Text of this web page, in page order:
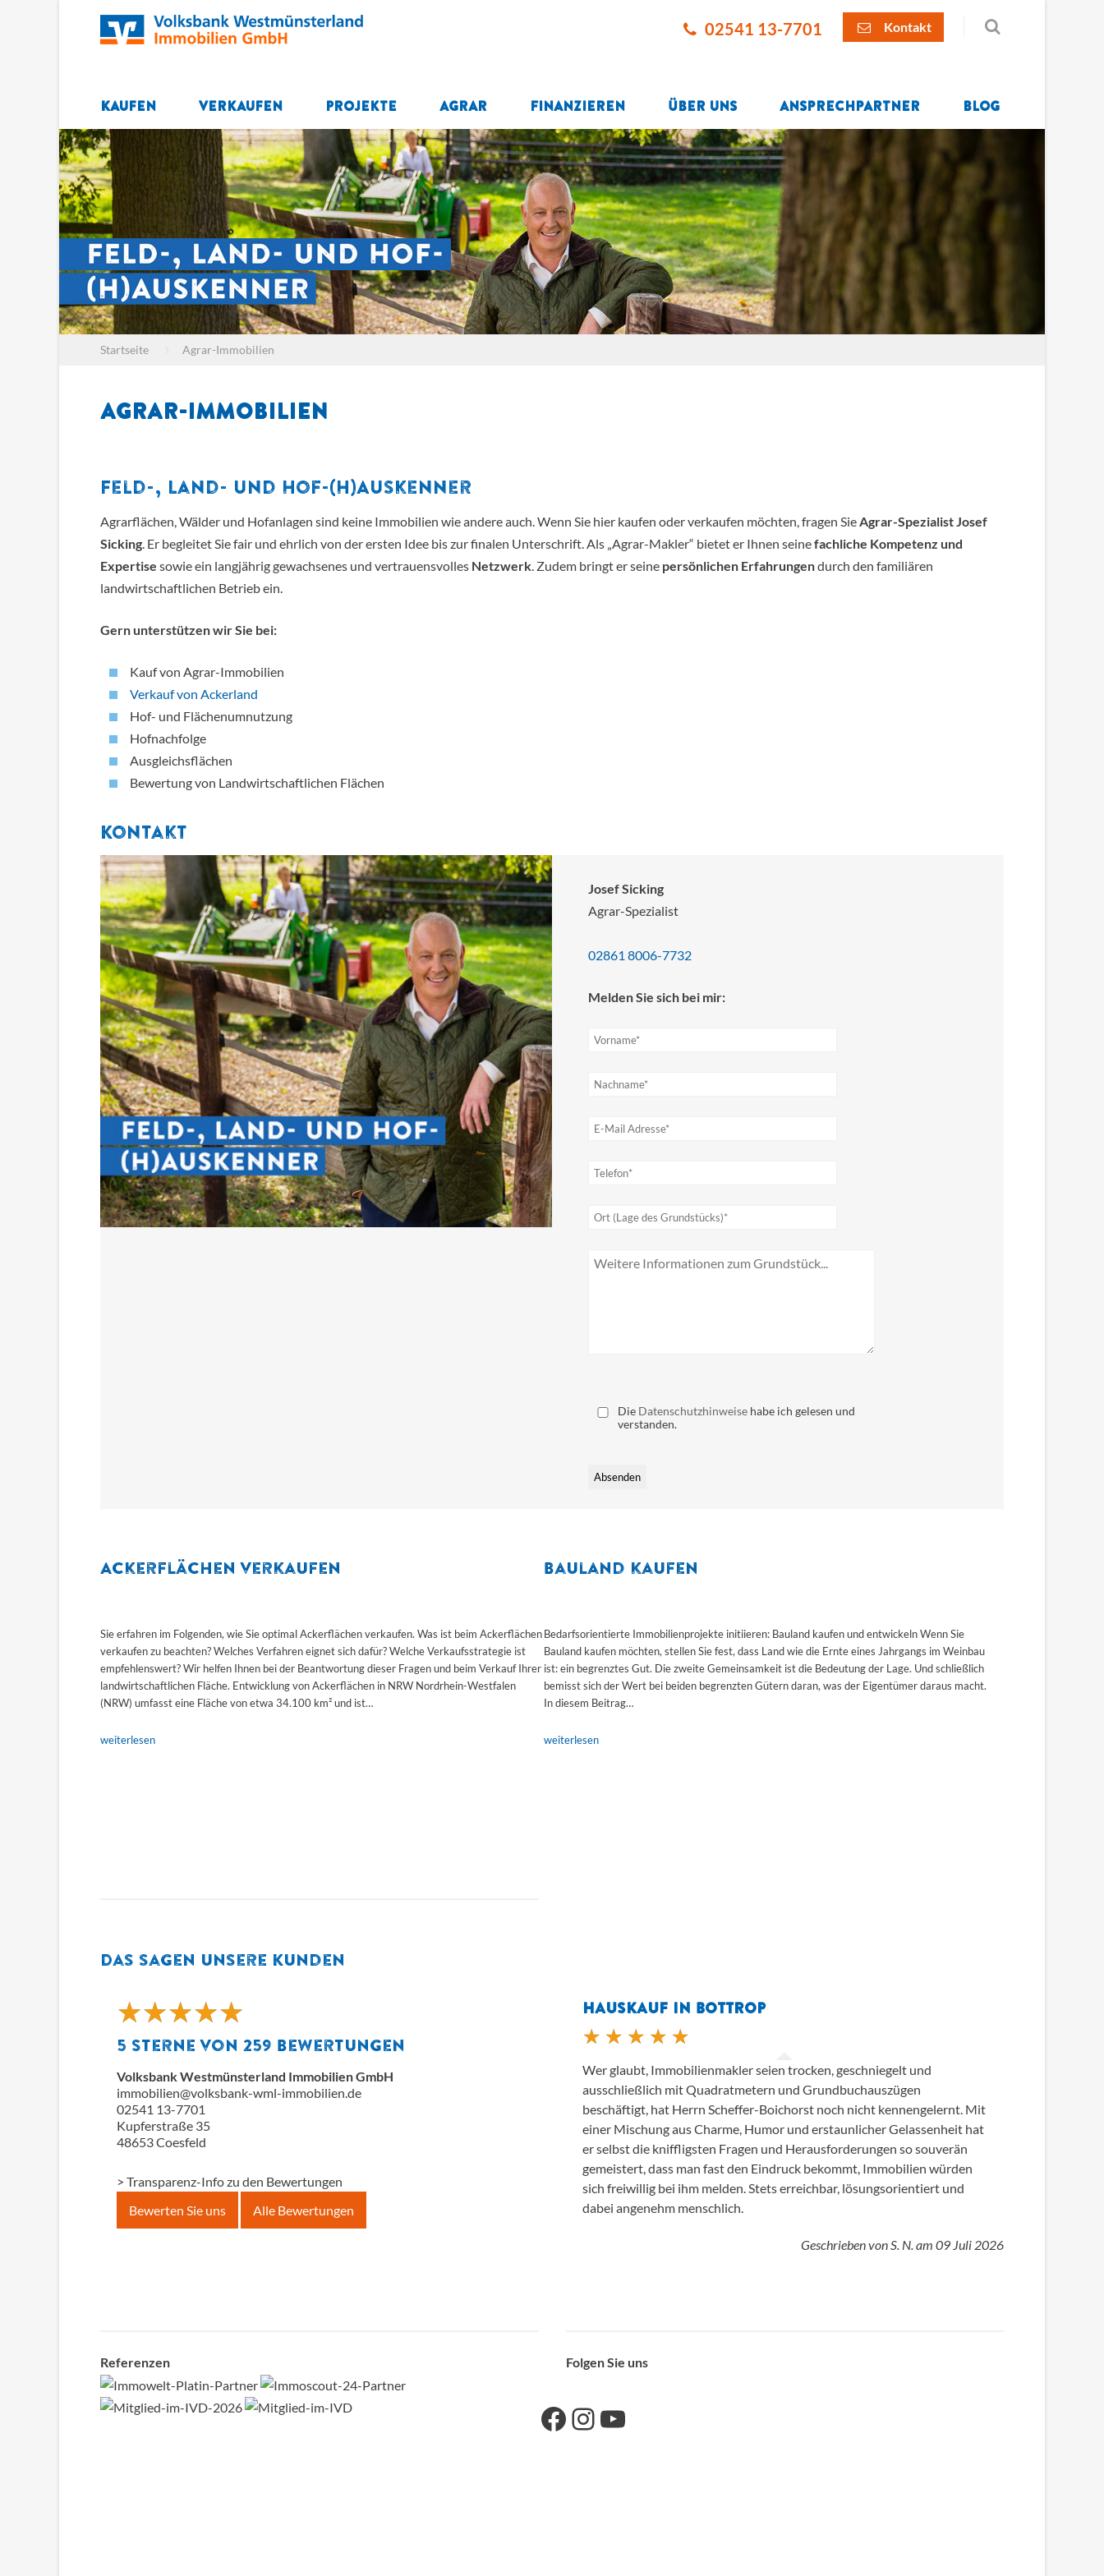
02541 13-7701 Kontakt
Kaufen Verkaufen Projekte Agrar Finanzieren Über uns Ansprechpartner Blog
Startseite Agrar-Immobilien
Agrar-Immobilien
Feld-, Land- und Hof-(H)Auskenner
Agrarflächen, Wälder und Hofanlagen sind keine Immobilien wie andere auch. Wenn Sie hier kaufen oder verkaufen möchten, fragen SieAgrar-Spezialist Josef
Sicking. Er begleitet Sie fair und ehrlich von der ersten Idee bis zur finalen Unterschrift. Als „Agrar-Makler“ bietet er Ihnen seinefachliche Kompetenz und
Expertise sowie ein langjährig gewachsenes und vertrauensvolles Netzwerk. Zudem bringt er seine persönlichen Erfahrungendurch den familiären
landwirtschaftlichen Betrieb ein.
Gern unterstützen wir Sie bei:
Kauf von Agrar-Immobilien
Verkauf von Ackerland
Hof- und Flächenumnutzung
Hofnachfolge
Ausgleichsflächen
Bewertung von Landwirtschaftlichen Flächen
Kontakt
Josef Sicking
Agrar-Spezialist
02861 8006-7732
Melden Sie sich bei mir:
Die Datenschutzhinweise habe ich gelesen und
verstanden.
Ackerflächen verkaufen
Sie erfahren im Folgenden, wie Sie optimal Ackerflächen verkaufen. Was ist beim Ackerflächen
verkaufen zu beachten? Welches Verfahren eignet sich dafür? Welche Verkaufsstrategie ist
empfehlenswert? Wir helfen Ihnen bei der Beantwortung dieser Fragen und beim Verkauf Ihrer
landwirtschaftlichen Fläche. Entwicklung von Ackerflächen in NRW Nordrhein-Westfalen
(NRW) umfasst eine Fläche von etwa 34.100 km² und ist…
weiterlesen
Bauland kaufen
Bedarfsorientierte Immobilienprojekte initiieren: Bauland kaufen und entwickeln Wenn Sie
Bauland kaufen möchten, stellen Sie fest, dass Land wie die Ernte eines Jahrgangs im Weinbau
ist: ein begrenztes Gut. Die zweite Gemeinsamkeit ist die Bedeutung der Lage. Und schließlich
bemisst sich der Wert bei beiden begrenzten Gütern daran, was der Eigentümer daraus macht.
In diesem Beitrag…
weiterlesen
Das sagen unsere Kunden
★★★★★
★★★★★
5 Sterne von 259 Bewertungen
Volksbank Westmünsterland Immobilien GmbH
immobilien@volksbank-wml-immobilien.de
02541 13-7701
Kupferstraße 35
48653Coesfeld
> Transparenz-Info zu den Bewertungen
Bewerten Sie uns
Alle Bewertungen
HAUSKAUF IN BOTTROP
Wer glaubt, Immobilienmakler seien trocken, geschniegelt und
ausschließlich mit Quadratmetern und Grundbuchauszügen
beschäftigt, hat Herrn Scheffer-Boichorst noch nicht kennengelernt. Mit
einer Mischung aus Charme, Humor und erstaunlicher Gelassenheit hat
er selbst die kniffligsten Fragen und Herausforderungen so souverän
gemeistert, dass man fast den Eindruck bekommt, Immobilien würden
sich freiwillig bei ihm melden. Stets erreichbar, lösungsorientiert und
dabei angenehm menschlich.
Geschrieben vonS. N.am 09 Juli 2026
Referenzen Folgen Sie uns
Link zu unserer Facebook-Seite Link zu unseres Instagram-Accounts